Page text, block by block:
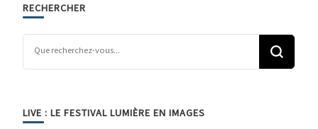
RECHERCHER
LIVE : LE FESTIVAL LUMIÈRE EN IMAGES